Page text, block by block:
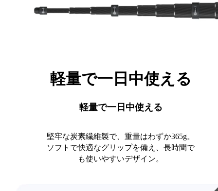
軽量で一日中使える
軽量で一日中使える
堅牢な炭素繊維製で、重量はわずか365g。
ソフトで快適なグリップを備え、長時間で
も使いやすいデザイン。